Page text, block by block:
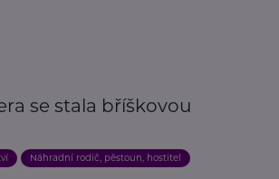
se stala bříškovou
Náhradní rodič, pěstoun, hostitel